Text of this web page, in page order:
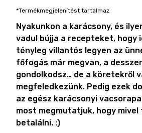
*Termékmegjelenítést tartalmaz
Nyakunkon a karácsony, és
vadul bújja a recepteket, hogy
tényleg villantós legyen az
főfogás már megvan, a
gondolkodsz… de a köretekről
megfeledkezünk. Pedig ezek
az egész karácsonyi
most megmutatjuk, hogy
betalálni. :)